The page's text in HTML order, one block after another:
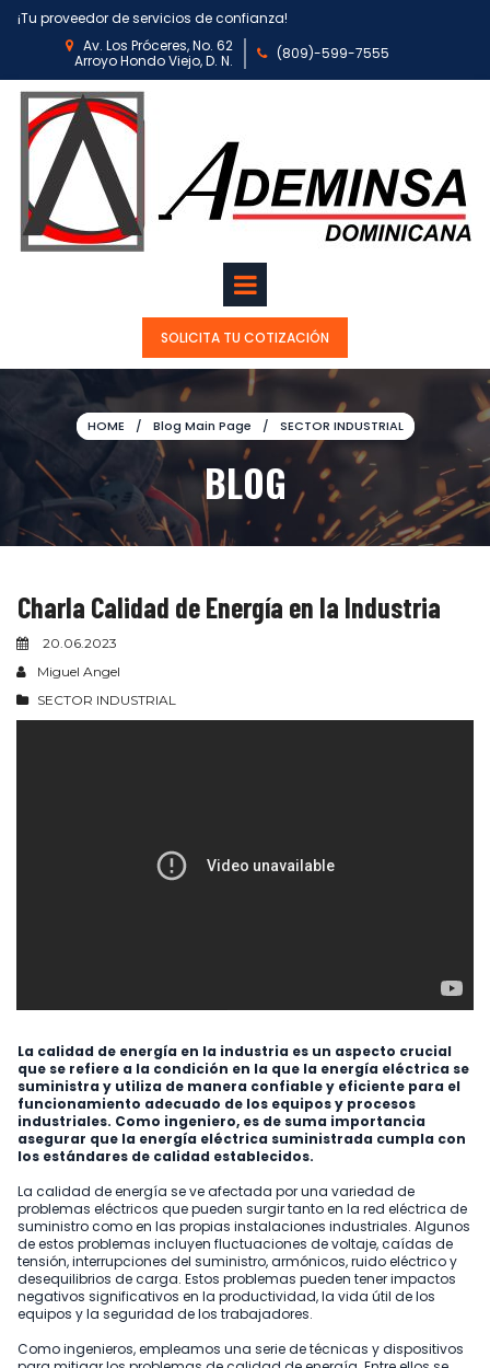
¡Tu proveedor de servicios de confianza!

Av. Los Próceres, No. 62
Arroyo Hondo Viejo, D. N.
 (809)-599-7555
SOLICITA TU COTIZACIÓN
HOME / Blog Main Page / SECTOR INDUSTRIAL
BLOG
Charla Calidad de Energía en la Industria
20.06.2023
Miguel Angel
SECTOR INDUSTRIAL
La calidad de energía en la industria es un aspecto crucial
que se refiere a la condición en la que la energía eléctrica se
suministra y utiliza de manera confiable y eficiente para el
funcionamiento adecuado de los equipos y procesos
industriales. Como ingeniero, es de suma importancia
asegurar que la energía eléctrica suministrada cumpla con
los estándares de calidad establecidos.
La calidad de energía se ve afectada por una variedad de
problemas eléctricos que pueden surgir tanto en la red eléctrica de
suministro como en las propias instalaciones industriales. Algunos
de estos problemas incluyen fluctuaciones de voltaje, caídas de
tensión, interrupciones del suministro, armónicos, ruido eléctrico y
desequilibrios de carga. Estos problemas pueden tener impactos
negativos significativos en la productividad, la vida útil de los
equipos y la seguridad de los trabajadores.
Como ingenieros, empleamos una serie de técnicas y dispositivos